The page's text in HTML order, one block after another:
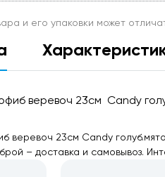
и его упаковки может
веревоч 23см Candy
веревоч 23см Candy
– доставка и самовывоз.